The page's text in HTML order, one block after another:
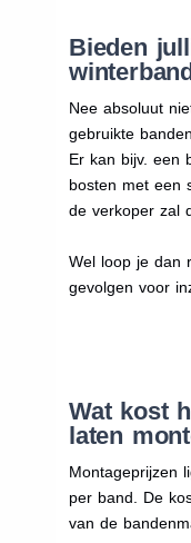
Bieden
Nee absoluut
gebruikte
Er kan bijv. een
bosten met een
de verkoper zal
Wel loop je dan
gevolgen voor
Wat kost
laten
Montageprijzen
per band. De
van de